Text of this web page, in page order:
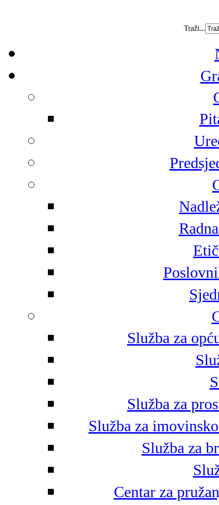
Traži...
Služba za
Služba za
Služba za
Služba za
Centar za